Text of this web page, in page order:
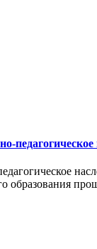
образования